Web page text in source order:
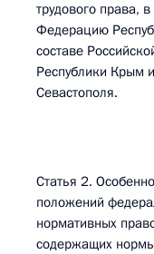
трудового права,
Федерацию
составе
Республики Крым
Севастополя.
Статья 2.
положений
нормативных
содержащих